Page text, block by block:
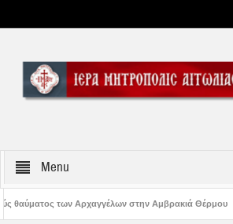
Menu
στην Αμβρακιά Θέρμου Αναστάσιμος